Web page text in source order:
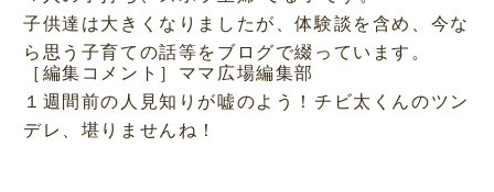
子供達は大きくなりましたが、体験談を含め、今な
ら思う子育ての話等をブログで綴っています。
［編集コメント］ママ広場編集部
１週間前の人見知りが嘘のよう！チビ太くんのツン
デレ、堪りませんね！